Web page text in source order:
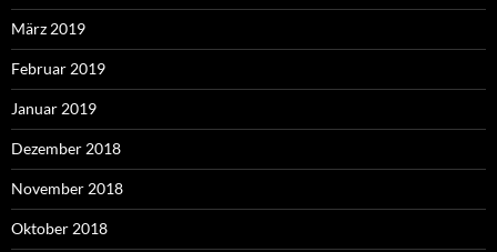
März 2019
Februar 2019
Januar 2019
Dezember 2018
November 2018
Oktober 2018